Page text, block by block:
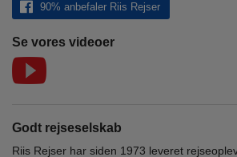
90% anbefaler Riis Rejser
Se vores videoer
Godt rejseselskab
Riis Rejser har siden 1973 leveret